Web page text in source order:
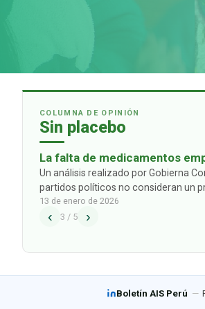
COLUMNA DE OPINIÓN
Sin placebo
La falta de medicamentos
las propuestas de los
Un análisis realizado por Gobierna
partidos políticos no consideran un
ciudadanos y sus familias: el alto
13 de enero de 2026
‹ 3 / 5 ›
Boletín AIS Perú —